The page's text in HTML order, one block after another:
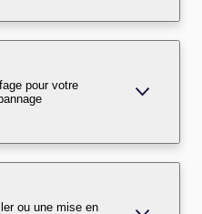
pour votre
ou une mise en